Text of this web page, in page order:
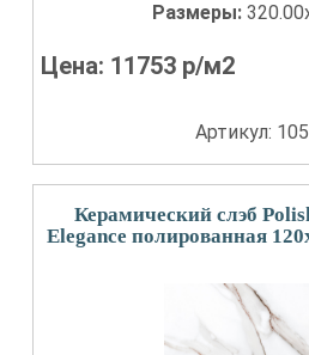
Размеры:
Цена: 11753 р/м2
Артикул:
Керамический слэб
Elegance полированная